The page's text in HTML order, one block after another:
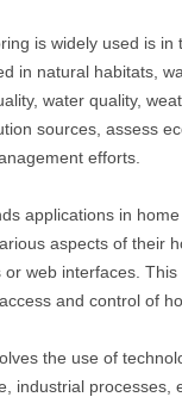
is widely used is
in natural habitats,
water quality,
sources, assess
efforts.
applications in
aspects of their
web interfaces.
and control of
the use of
industrial processes,